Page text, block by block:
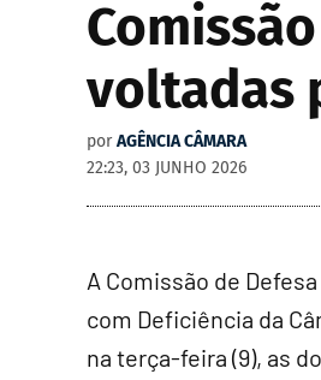
voltadas
por AGÊNCIA CÂMARA
22:23, 03 JUNHO 2026
A Comissão de
com Deficiência da
na terça-feira (9), as